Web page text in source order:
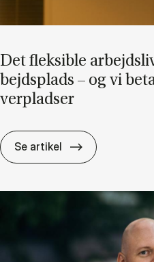
Det flek­sib­le
bejds­plads – og vi
ver­plad­ser
Se artikel Det flek­sib­le